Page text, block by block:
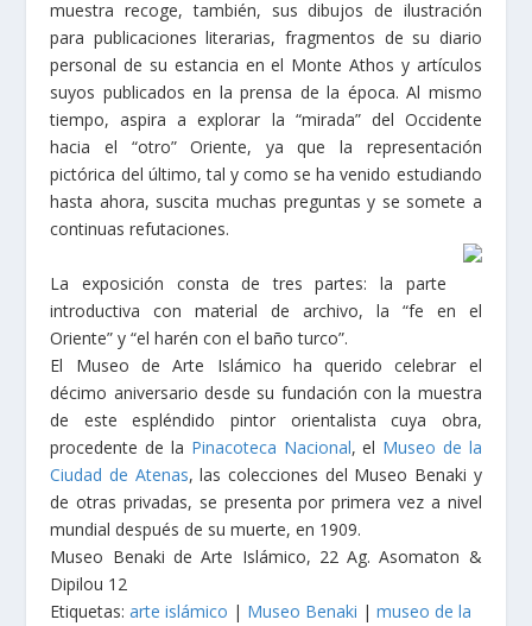
muestra recoge, también, sus dibujos de ilustración
para publicaciones literarias, fragmentos de su diario
personal de su estancia en el Monte Athos y artículos
suyos publicados en la prensa de la época. Al mismo
tiempo, aspira a explorar la “mirada” del Occidente
hacia el “otro” Oriente, ya que la representación
pictórica del último, tal y como se ha venido estudiando
hasta ahora, suscita muchas preguntas y se somete a
continuas refutaciones.
La exposición consta de tres partes: la parte
introductiva con material de archivo, la “fe en el
Oriente” y “el harén con el baño turco”.
El Museo de Arte Islámico ha querido celebrar el
décimo aniversario desde su fundación con la muestra
de este espléndido pintor orientalista cuya obra,
procedente de la Pinacoteca Nacional, el Museo de la
Ciudad de Atenas, las colecciones del Museo Benaki y
de otras privadas, se presenta por primera vez a nivel
mundial después de su muerte, en 1909.
Museo Benaki de Arte Islámico, 22 Ag. Asomaton &
Dipilou 12
Etiquetas:arte islámico | Museo Benaki |museo de la